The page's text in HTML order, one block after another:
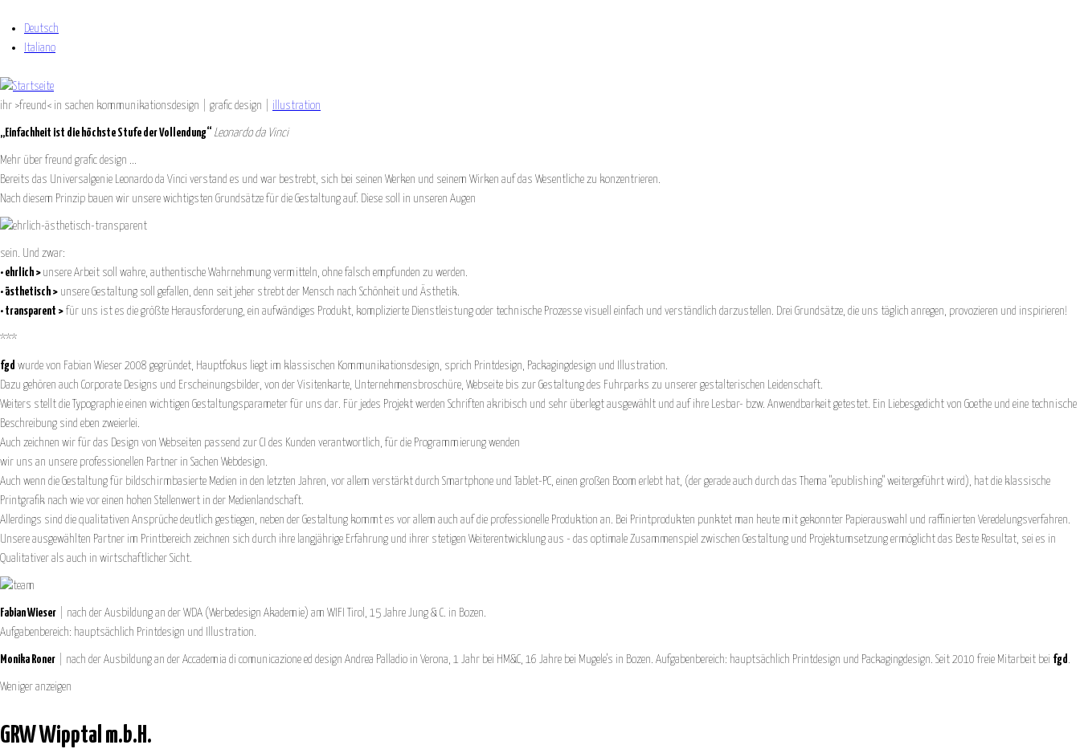
Jump to navigation
Deutsch
Italiano
ihr >freund< in sachen kommunikationsdesign | grafic design | illustration
„Einfachheit ist die höchste Stufe der Vollendung“ Leonardo da Vinci
Mehr über freund grafic design ...
Bereits das Universalgenie Leonardo da Vinci verstand es und war bestrebt, sich bei seinen Werken und seinem Wirken auf das Wesentliche zu konzentrieren.
Nach diesem Prinzip bauen wir unsere wichtigsten Grundsätze für die Gestaltung auf. Diese soll in unseren Augen
sein. Und zwar:
• ehrlich > unsere Arbeit soll wahre, authentische Wahrnehmung vermitteln, ohne falsch empfunden zu werden.
• ästhetisch > unsere Gestaltung soll gefallen, denn seit jeher strebt der Mensch nach Schönheit und Ästhetik.
• transparent > für uns ist es die größte Herausforderung, ein aufwändiges Produkt, komplizierte Dienstleistung oder technische Prozesse visuell einfach und verständlich darzustellen. Drei Grundsätze, die uns täglich anregen, provozieren und inspirieren!
***
fgd wurde von Fabian Wieser 2008 gegründet, Hauptfokus liegt im klassischen Kommunikationsdesign, sprich Printdesign, Packagingdesign und Illustration.
Dazu gehören auch Corporate Designs und Erscheinungsbilder, von der Visitenkarte, Unternehmensbroschüre, Webseite bis zur Gestaltung des Fuhrparks zu unserer gestalterischen Leidenschaft.
Weiters stellt die Typographie einen wichtigen Gestaltungsparameter für uns dar. Für jedes Projekt werden Schriften akribisch und sehr überlegt ausgewählt und auf ihre Lesbar- bzw. Anwendbarkeit getestet. Ein Liebesgedicht von Goethe und eine technische
Beschreibung sind eben zweierlei.
Auch zeichnen wir für das Design von Webseiten passend zur CI des Kunden verantwortlich, für die Programmierung wenden
wir uns an unsere professionellen Partner in Sachen Webdesign.
Auch wenn die Gestaltung für bildschirmbasierte Medien in den letzten Jahren, vor allem verstärkt durch Smartphone und Tablet-PC, einen großen Boom erlebt hat, (der gerade auch durch das Thema "epublishing" weitergeführt wird), hat die klassische
Printgrafik nach wie vor einen hohen Stellenwert in der Medienlandschaft.
Allerdings sind die qualitativen Ansprüche deutlich gestiegen, neben der Gestaltung kommt es vor allem auch auf die professionelle Produktion an. Bei Printprodukten punktet man heute mit gekonnter Papierauswahl und raffinierten Veredelungsverfahren.
Unsere ausgewählten Partner im Printbereich zeichnen sich durch ihre langjährige Erfahrung und ihrer stetigen Weiterentwicklung aus - das optimale Zusammenspiel zwischen Gestaltung und Projektumsetzung ermöglicht das Beste Resultat, sei es in
Qualitativer als auch in wirtschaftlicher Sicht.
Fabian Wieser | nach der Ausbildung an der WDA (Werbedesign Akademie) am WIFI Tirol, 15 Jahre Jung & C. in Bozen.
Aufgabenbereich: hauptsächlich Printdesign und Illustration.
Monika Roner | nach der Ausbildung an der Accademia di comunicazione ed design Andrea Palladio in Verona, 1 Jahr bei HM&C, 16 Jahre bei Mugele's in Bozen. Aufgabenbereich: hauptsächlich Printdesign und Packagingdesign. Seit 2010 freie Mitarbeit bei fgd.
Weniger anzeigen
GRW Wipptal m.b.H.